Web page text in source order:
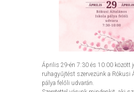
Április 29-én 7:30 és 10:00 között
ruhagyűjtést szervezünk a Rókusi
pálya felőli udvarán.